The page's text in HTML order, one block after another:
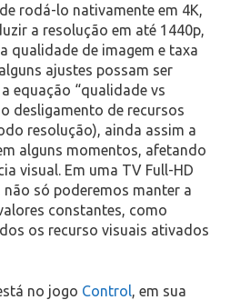
rodá-lo nativamente em 4K,
a resolução em até 1440p,
qualidade de imagem e taxa
ajustes possam ser
equação “qualidade vs
desligamento de recursos
resolução), ainda assim a
alguns momentos, afetando
visual. Em uma TV Full-HD
não só poderemos manter a
constantes, como
os recurso visuais ativados
no jogo Control
, em sua